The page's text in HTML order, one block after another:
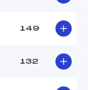
149
132